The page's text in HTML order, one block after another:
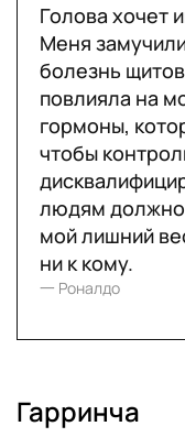
Голова хочет
Меня
болезнь
повлияла на
гормоны,
чтобы
людям должно
мой лишний
ни к кому.
一 Роналдо
Гарринча